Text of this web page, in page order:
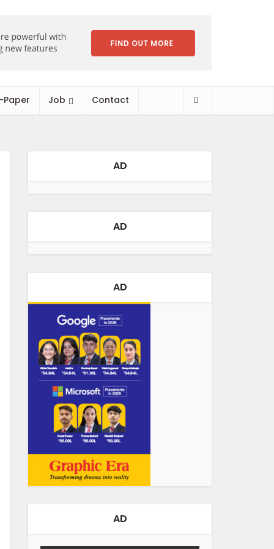
Paper Job Contact
AD
AD
AD
AD